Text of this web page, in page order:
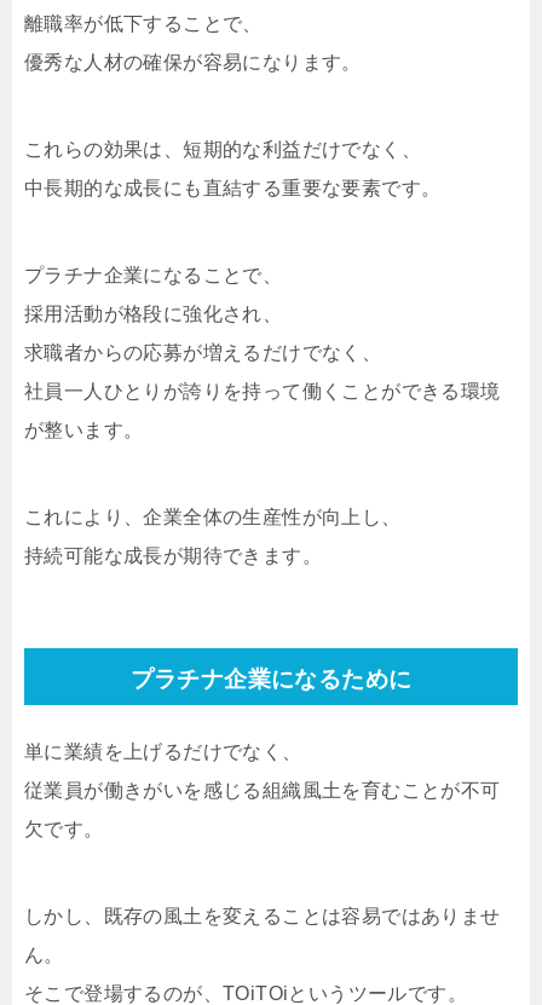
離職率が低下することで、
優秀な人材の確保が容易になります。
これらの効果は、短期的な利益だけでなく、
中長期的な成長にも直結する重要な要素です。
プラチナ企業になることで、
採用活動が格段に強化され、
求職者からの応募が増えるだけでなく、
社員一人ひとりが誇りを持って働くことができる環境
が整います。
これにより、企業全体の生産性が向上し、
持続可能な成長が期待できます。
プラチナ企業になるために
単に業績を上げるだけでなく、
従業員が働きがいを感じる組織風土を育むことが不可
欠です。
しかし、既存の風土を変えることは容易ではありませ
ん。
そこで登場するのが、TOiTOiというツールです。